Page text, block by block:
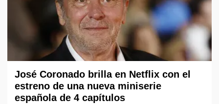
José Coronado brilla en Netflix con el
estreno de una nueva miniserie
española de 4 capítulos